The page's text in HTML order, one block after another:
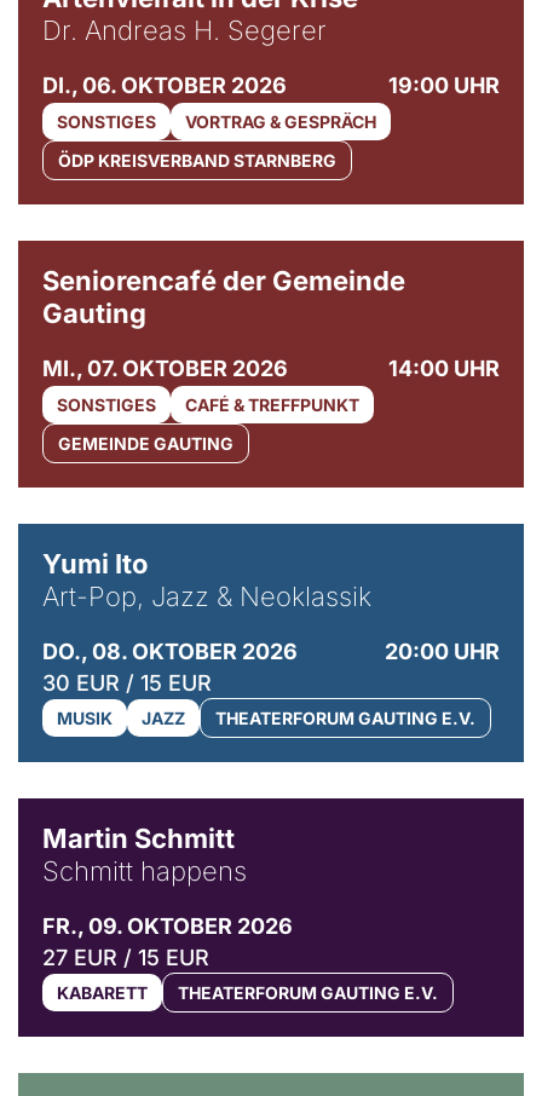
Dr. Andreas H. Segerer
DI., 06. OKTOBER 2026 19:00 UHR
SONSTIGES
VORTRAG & GESPRÄCH
ÖDP KREISVERBAND STARNBERG
Seniorencafé der Gemeinde
Gauting
MI., 07. OKTOBER 2026 14:00 UHR
SONSTIGES
CAFÉ & TREFFPUNKT
GEMEINDE GAUTING
Yumi Ito
Art-Pop, Jazz & Neoklassik
DO., 08. OKTOBER 2026
20:00 UHR
30 EUR / 15 EUR
MUSIK JAZZ THEATERFORUM GAUTING E.V.
Martin Schmitt
Schmitt happens
FR., 09. OKTOBER 2026
27 EUR / 15 EUR
KABARETT THEATERFORUM GAUTING E.V.